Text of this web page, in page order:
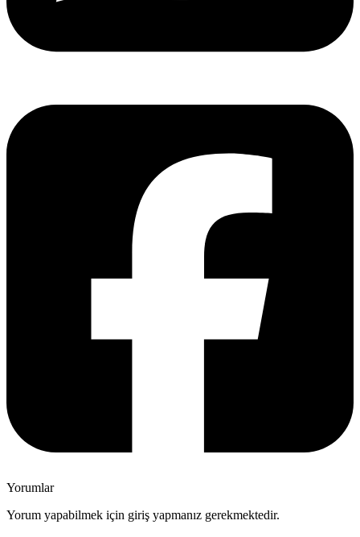
Yorumlar
Yorum yapabilmek için giriş yapmanız gerekmektedir.